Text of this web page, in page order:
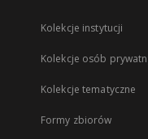
Kolekcje instytucji
Kolekcje osób
Kolekcje tematyczne
Formy zbiorów